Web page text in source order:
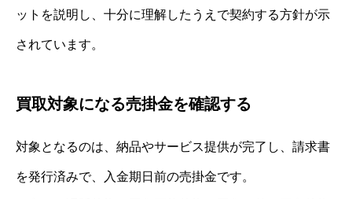
ットを説明し、十分に理解したうえで契約する方針が示
されています。
買取対象になる売掛金を確認する
対象となるのは、納品やサービス提供が完了し、請求書
を発行済みで、入金期日前の売掛金です。